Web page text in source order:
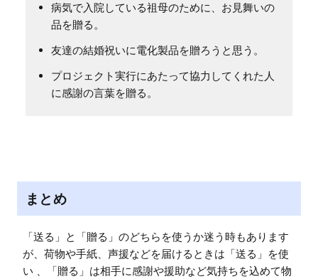
病気で入院している祖母のために、お見舞いの
品を贈る。
友達の結婚祝いに電化製品を贈ろうと思う。
プロジェクト実行にあたって協力してくれた人
に感謝の言葉を贈る。
まとめ
「送る」と「贈る」のどちらを使うか迷う時もあります
が、荷物や手紙、声援などを届けるときは「送る」を使
い 、「贈る」は相手に感謝や援助など気持ちを込めて物